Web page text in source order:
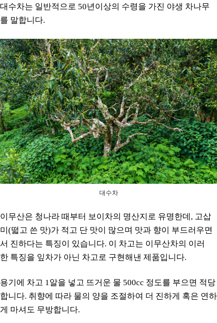
대수차는 일반적으로 50년이상의 수령을 가진 야생 차나무
를 말합니다.
대수차
이무산은 청나라 때부터 보이차의 명산지로 유명한데, 고삽
미(떫고 쓴 맛)가 적고 단 맛이 많으며 맛과 향이 부드러우면
서 진하다는 특징이 있습니다. 이 차고는 이무산차의 이러
한 특징을 잎차가 아닌 차고로 구현해낸 제품입니다.
용기에 차고 1알을 넣고 뜨거운 물 500cc 정도를 부으면 적당
합니다. 취향에 따라 물의 양을 조절하여 더 진하게 혹은 연하
게 마셔도 무방합니다.